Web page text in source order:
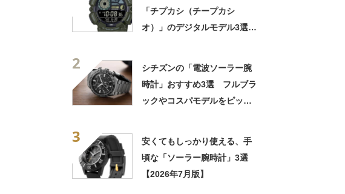
「チプカシ（チープカシ
オ）」のデジタルモデル3選
2
シチズンの「電波ソーラー腕
時計」おすすめ3選 フルブラ
ックやコスパモデルをピック
3
安くてもしっかり使える、手
頃な「ソーラー腕時計」3選
【2026年7月版】